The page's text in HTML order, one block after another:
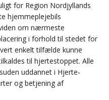
for Region Nordjyllands
hjemmeplejebils
om nærmeste
i forhold til stedet for
enkelt tilfælde kunne
til hjertestoppet. Alle
uddannet i Hjerte-
og betjening af